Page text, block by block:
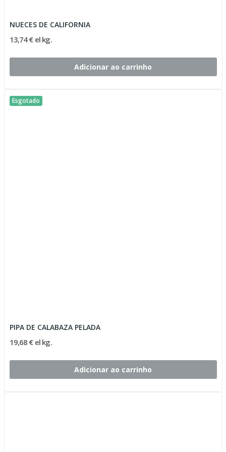
NUECES DE CALIFORNIA
13,74 € el kg.
Adicionar ao carrinho
Esgotado
PIPA DE CALABAZA PELADA
19,68 € el kg.
Adicionar ao carrinho